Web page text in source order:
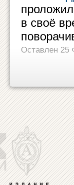
в своё
Оставлен 25